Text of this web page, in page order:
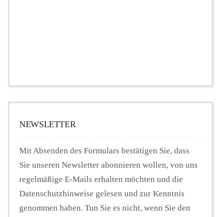
NEWSLETTER
Mit Absenden des Formulars bestätigen Sie, dass
Sie unseren Newsletter abonnieren wollen, von uns
regelmäßige E-Mails erhalten möchten und die
Datenschutzhinweise gelesen und zur Kenntnis
genommen haben. Tun Sie es nicht, wenn Sie den